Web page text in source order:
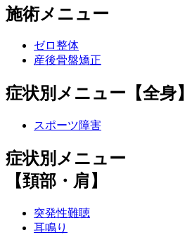
施術メニュー
ゼロ整体
産後骨盤矯正
症状別メニュー【全身】
スポーツ障害
症状別メニュー
【頚部・肩】
突発性難聴
耳鳴り